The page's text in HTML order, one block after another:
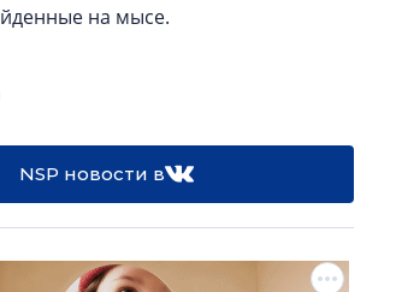
на мысе.
NSP новости в